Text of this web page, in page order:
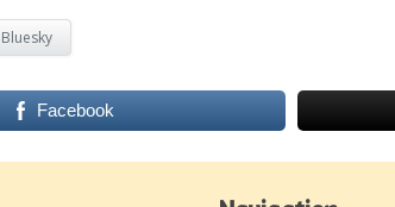
Bluesky
Facebook